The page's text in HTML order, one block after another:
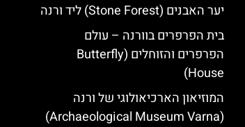
יער האבנים (Stone Forest) ליד ורנה
בית הפרפרים בוורנה – עולם
הפרפרים והזוחלים (Butterfly
House)
המוזיאון הארכיאולוגי של ורנה
(Archaeological Museum Varna)